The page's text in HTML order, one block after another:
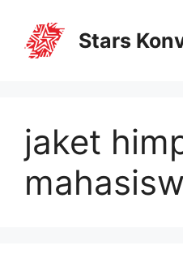
Stars
jaket